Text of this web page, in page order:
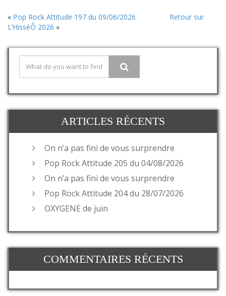
« Pop Rock Attitude 197 du 09/06/2026
Retour sur
L’HisséÔ 2026 »
ARTICLES RÉCENTS
On n’a pas fini de vous surprendre
Pop Rock Attitude 205 du 04/08/2026
On n’a pas fini de vous surprendre
Pop Rock Attitude 204 du 28/07/2026
OXYGENE de juin
COMMENTAIRES RÉCENTS